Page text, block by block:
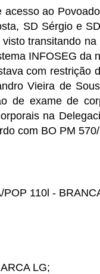
ao
SD Sérgio e
transitando
INFOSEG da
com restrição
Vieira de
de exame de
na
com BO PM
110l -
LG;